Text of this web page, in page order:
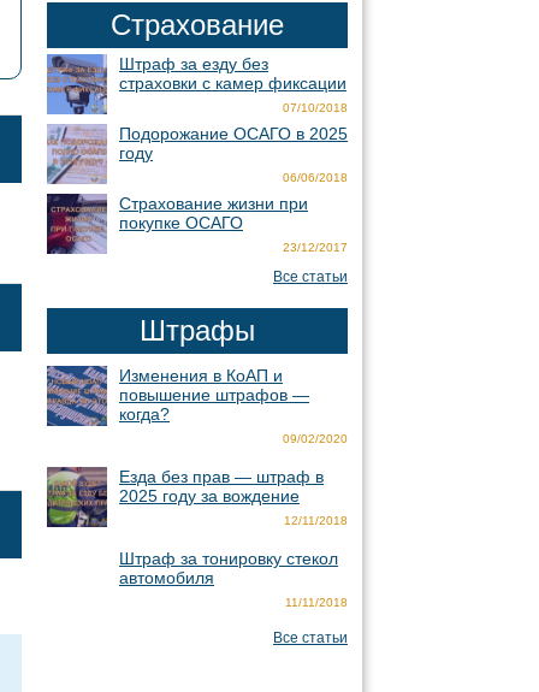
Страхование
Штраф за езду без
страховки с камер фиксации
07/10/2018
Подорожание ОСАГО в 2025
году
06/06/2018
Страхование жизни при
покупке ОСАГО
23/12/2017
Все статьи
Штрафы
Изменения в КоАП и
повышение штрафов —
когда?
09/02/2020
Езда без прав — штраф в
2025 году за вождение
12/11/2018
Штраф за тонировку стекол
автомобиля
11/11/2018
Все статьи